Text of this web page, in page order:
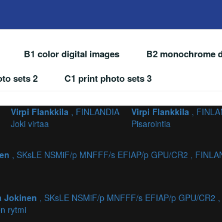
B1 color digital images B2 monochrome
sets 2 C1 print photo sets 3
Virpi Flankkila , FINLANDIA
Joki virtaa
Virpi Flankkila ,
Pisarointia
, SKsLE NSMiF/p MNFFF/s EFIAP/p GPU/CR2 ,
Jokinen , SKsLE NSMiF/p MNFFF/s EFIAP/p GPU/CR2
rytmi